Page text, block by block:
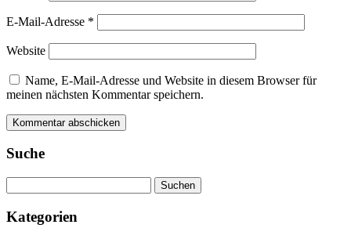
E-Mail-Adresse *
Website
Name, E-Mail-Adresse und Website in diesem Browser für
meinen nächsten Kommentar speichern.
Suche
nach:
Kategorien